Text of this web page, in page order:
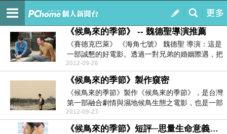
我的
訂閱
追夢人
《候鳥來的季節》 -- 魏德聖導演推薦
《賽德克巴萊》 《海角七號》 魏德聖 導演：這是
一部誠懇的好電影。透過一對兄弟的婚姻際遇，把
台灣城、...
2012-09-26
《候鳥來的季節》製作窺密
《候鳥來的季節》製作《候鳥來的季節》，是台灣
第一部融合劇情與濕地候鳥生態之電影，也是一部
溫馨感人的親...
2012-09-23
《候鳥來的季節》短評─思量生命意義的空間